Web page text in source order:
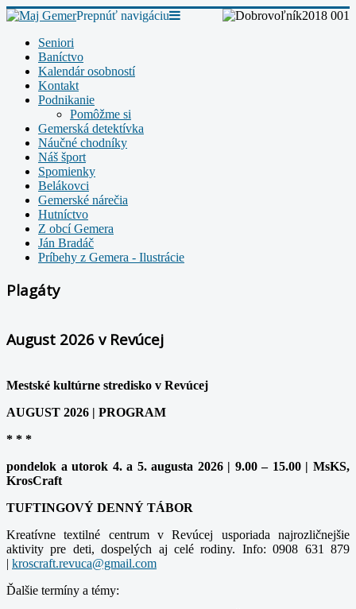
Prepnúť navigáciu
Seniori
Baníctvo
Kalendár osobností
Kontakt
Podnikanie
Pomôžme si
Gemerská detektívka
Náučné chodníky
Náš šport
Spomienky
Belákovci
Gemerské nárečia
Hutníctvo
Z obcí Gemera
Ján Bradáč
Príbehy z Gemera - Ilustrácie
Plagáty
August 2026 v Revúcej
Mestské kultúrne stredisko v Revúcej
AUGUST 2026 | PROGRAM
* * *
pondelok a utorok 4. a 5. augusta 2026 | 9.00 – 15.00 | MsKS,
KrosCraft
TUFTINGOVÝ DENNÝ TÁBOR
Kreatívne textilné centrum v Revúcej usporiada najrozličnejšie
aktivity pre deti, dospelých aj celé rodiny. Info: 0908 631 879
|
Ďalšie termíny a témy: